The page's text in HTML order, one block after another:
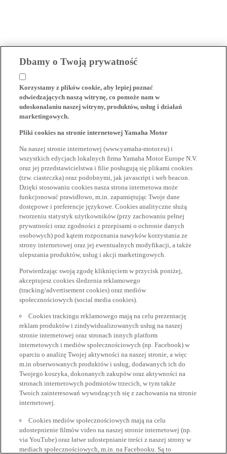
Dbamy o Twoją prywatność
Korzystamy z plików cookie, aby lepiej poznać
odwiedzających naszą witrynę, co pomoże nam w
udoskonalaniu naszej witryny, produktów, usług i działań
marketingowych.
Pliki cookies na stronie internetowej Yamaha Motor
Na naszej stronie internetowej (www.yamaha-motor.eu) i
wszystkich edycjach lokalnych firma Yamaha Motor Europe N.V.
oraz jej przedstawicielstwa i filie posługują się plikami cookies
(tzw. ciasteczka) oraz podobnymi, jak javascript i web beacon.
Dzięki stosowaniu cookies nasza strona internetowa może
funkcjonować prawidłowo, m.in. zapamiętując Twoje dane
dostępowe i preferencje językowe. Cookies analityczne służą
tworzeniu statystyk użytkowników (przy zachowaniu pełnej
prywatności oraz zgodności z przepisami o ochronie danych
osobowych) pod kątem rozpoznania nawyków korzystania ze
strony internetowej oraz jej ewentualnych modyfikacji, a także
ulepszania produktów, usług i akcji marketingowych.
Potwierdzając swoją zgodę kliknięciem w przycisk poniżej,
akceptujesz cookies śledzenia reklamowego
(tracking/advertisement cookies) oraz mediów
społecznościowych (social media cookies).
Cookies trackingu reklamowego mają na celu prezentację
reklam produktów i zindywidualizowanych usług na naszej
stronie internetowej oraz stronach innych platform
internetowych i mediów społecznościowych (np. Facebook) w
oparciu o analizę Twojej aktywności na naszej stronie, a więc
m.in obserwowanych produktów i usług, dodawanych ich do
Twojego koszyka, dokonanych zakupów oraz aktywności na
stronach internetowych podmiotów trzecich, w tym także
Twoich zainteresowań wywodzących się z zachowania na stronie
internetowej.
Cookies mediów społecznościowych mają na celu
udostepnienie filmów video na naszej stronie internetowej (np.
via YouTube) oraz łatwe udostepnianie treści z naszej strony w
mediach społecznościowych, m.in. na Facebooku. Są to